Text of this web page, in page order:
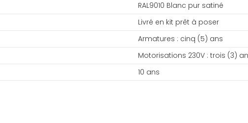
RAL9010 Blanc pur satiné
Livré en kit prêt à poser
Armatures : cinq (5) ans
Motorisations 230V : trois (3)
10 ans